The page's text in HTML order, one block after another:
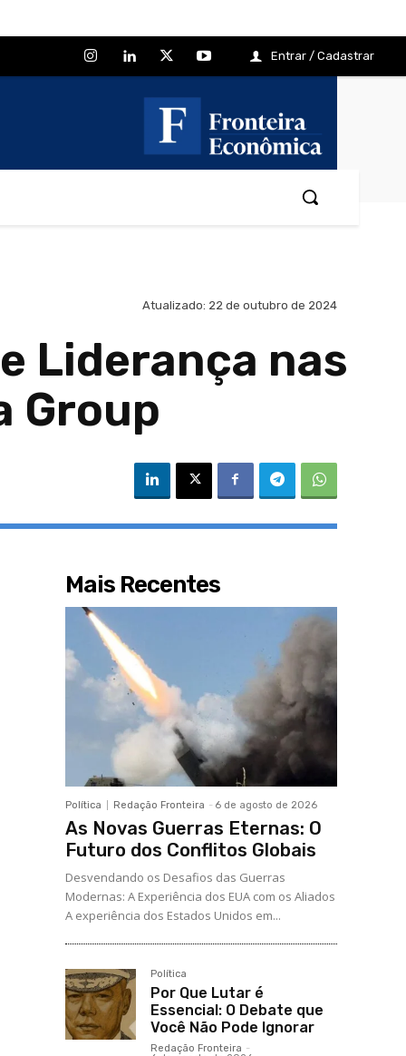
Entrar / Cadastrar
Atualizado: 22 de outubro de 2024
Liderança nas
Group
Mais Recentes
Política Redação Fronteira - 6 de agosto de 2026
As Novas Guerras Eternas: O
Futuro dos Conflitos Globais
Desvendando os Desafios das Guerras
Modernas: A Experiência dos EUA com os Aliados
A experiência dos Estados Unidos em...
Política
Por Que Lutar é
Essencial: O Debate que
Você Não Pode Ignorar
Redação Fronteira -